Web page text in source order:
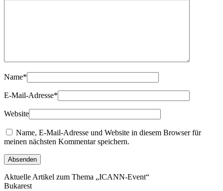
Name*
E-Mail-Adresse*
Website
Name, E-Mail-Adresse und Website in diesem Browser für
meinen nächsten Kommentar speichern.
Aktuelle Artikel zum Thema „ICANN-Event“
Bukarest